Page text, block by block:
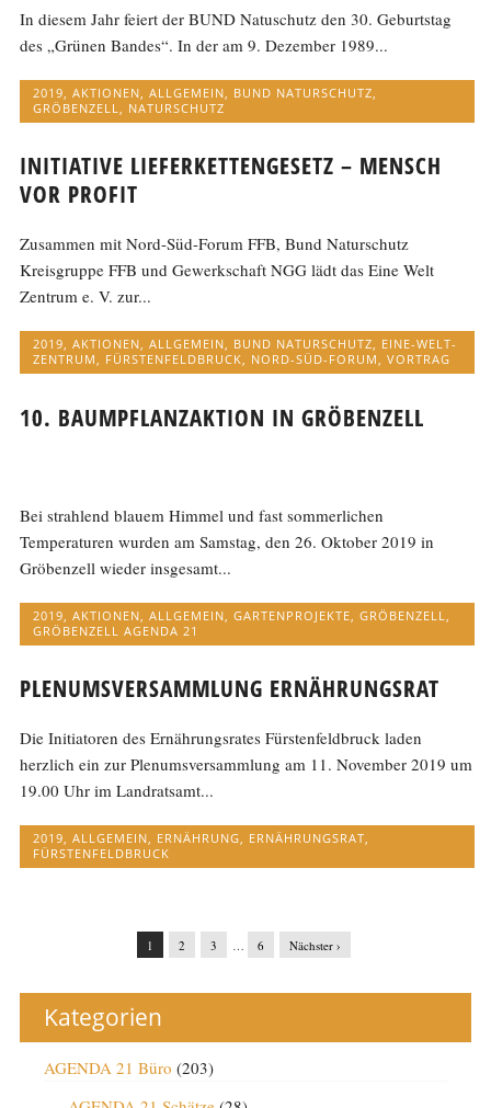
In diesem Jahr feiert der BUND Natuschutz den 30. Geburtstag
des „Grünen Bandes“. In der am 9. Dezember 1989...
2019 ,AKTIONEN ,ALLGEMEIN BUND NATURSCHUTZ
GRÖBENZELL
NATURSCHUTZ
INITIATIVE LIEFERKETTENGESETZ – MENSCH
VOR PROFIT
Zusammen mit Nord-Süd-Forum FFB, Bund Naturschutz
Kreisgruppe FFB und Gewerkschaft NGG lädt das Eine Welt
Zentrum e. V. zur...
2019,AKTIONEN,ALLGEMEIN, BUND NATURSCHUTZ, EINE-WELT-
ZENTRUM, FÜRSTENFELDBRUCK, NORD-SÜD-FORUM,VORTRAG
10. BAUMPFLANZAKTION IN GRÖBENZELL
Bei strahlend blauem Himmel und fast sommerlichen
Temperaturen wurden am Samstag, den 26. Oktober 2019 in
Gröbenzell wieder insgesamt...
2019 ,AKTIONEN ,ALLGEMEIN ,GARTENPROJEKTE ,GRÖBENZELL
GRÖBENZELL AGENDA 21
PLENUMSVERSAMMLUNG ERNÄHRUNGSRAT
Die Initiatoren des Ernährungsrates Fürstenfeldbruck laden
herzlich ein zur Plenumsversammlung am 11. November 2019 um
19.00 Uhr im Landratsamt...
2019 ,ALLGEMEIN ERNÄHRUNG ERNÄHRUNGSRAT
FÜRSTENFELDBRUCK
1 2 3 … 6 Nächster ›
Kategorien
AGENDA 21 Büro (203)